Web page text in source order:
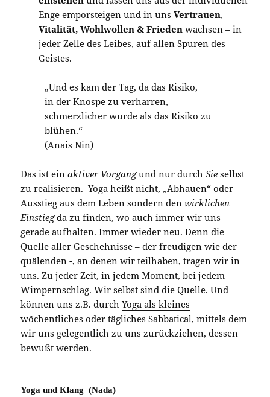
Enge emporsteigen und in unsVertrauen,
Vitalität, Wohlwollen & Friedenwachsen – in
jeder Zelle des Leibes, auf allen Spuren des
Geistes.
„Und es kam der Tag, da das Risiko,
in der Knospe zu verharren,
schmerzlicher wurde als das Risiko zu
blühen.“
(Anais Nin)
Das ist einaktiver Vorgangund nur durchSie selbst
zu realisieren. Yoga heißt nicht, „Abhauen“ oder
Ausstieg aus dem Leben sondern denwirklichen
Einstiegda zu finden, wo auch immer wir uns
gerade aufhalten. Immer wieder neu. Denn die
Quelle aller Geschehnisse – der freudigen wie der
quälenden -, an denen wir teilhaben, tragen wir in
uns. Zu jeder Zeit, in jedem Moment, bei jedem
Wimpernschlag. Wir selbst sind die Quelle. Und
können uns z.B. durchYoga als kleines
wöchentliches oder tägliches Sabbatical, mittels dem
wir uns gelegentlich zu uns zurückziehen, dessen
bewußt werden.
Yoga und Klang (Nada)